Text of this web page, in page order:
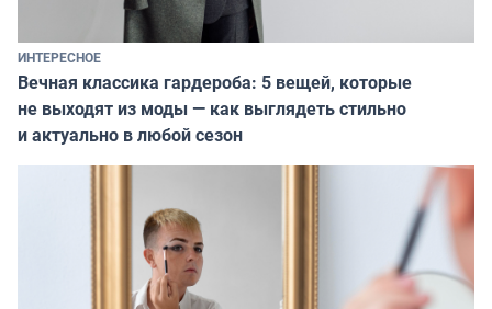
ИНТЕРЕСНОЕ
Вечная классика гардероба: 5 вещей, которые
не выходят из моды — как выглядеть стильно
и актуально в любой сезон